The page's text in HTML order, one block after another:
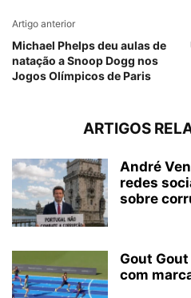
Artigo anterior
Michael Phelps deu aulas de
natação a Snoop Dogg nos
Jogos Olímpicos de Paris
ARTIGOS
André
redes
sobre
Gout
com